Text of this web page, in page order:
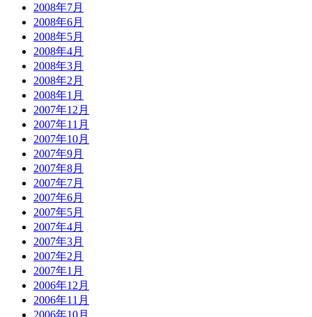
2008年7月
2008年6月
2008年5月
2008年4月
2008年3月
2008年2月
2008年1月
2007年12月
2007年11月
2007年10月
2007年9月
2007年8月
2007年7月
2007年6月
2007年5月
2007年4月
2007年3月
2007年2月
2007年1月
2006年12月
2006年11月
2006年10月